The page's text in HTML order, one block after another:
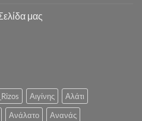
μας
Αιγίνης
Αλάτι
Ανάλατο
Ανανάς